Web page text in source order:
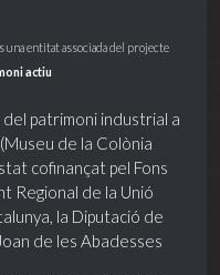
una entitat associada del projecte
actiu